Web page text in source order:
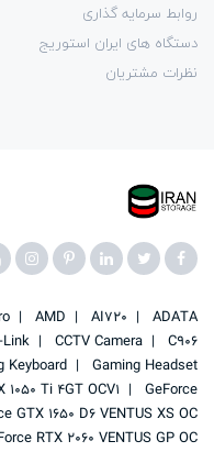
روابط سرمایه گذاری
دستگاه های ایران استوریج
نظرات مشتریان
ADATA
AI720
AMD
C906
CCTV Camera
Link
Gaming Headset
Keyboard
GeForce
1050 Ti 4GT OCV1
GTX 1650 D6 VENTUS XS OC
RTX 2060 VENTUS GP OC